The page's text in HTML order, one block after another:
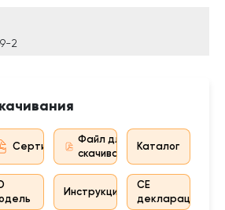
2
Сертификат дистрибьютора
Файл для
скачивания
Каталог
Инструкция
CE
декларация